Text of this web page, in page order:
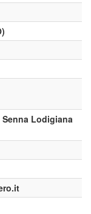
Senna Lodigiana